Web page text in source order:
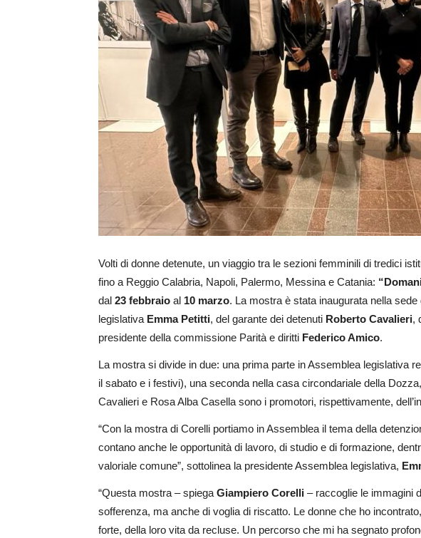
Volti di donne detenute, un viaggio tra le sezioni femminili di tredici
fino a Reggio Calabria, Napoli, Palermo, Messina e Catania:
dal 23 febbraio al 10 marzo. La mostra è stata inaugurata nella
legislativa Emma Petitti, del garante dei detenuti Roberto Cavalieri,
presidente della commissione Parità e diritti Federico Amico.
La mostra si divide in due: una prima parte in Assemblea legislativa
il sabato e i festivi), una seconda nella casa circondariale della
Cavalieri e Rosa Alba Casella sono i promotori, rispettivamente,
“Con la mostra di Corelli portiamo in Assemblea il tema della
contano anche le opportunità di lavoro, di studio e di formazione,
valoriale comune”, sottolinea la presidente Assemblea legislativa,
“Questa mostra – spiega Giampiero Corelli – raccoglie le immagini
sofferenza, ma anche di voglia di riscatto. Le donne che ho
forte, della loro vita da recluse. Un percorso che mi ha segnato